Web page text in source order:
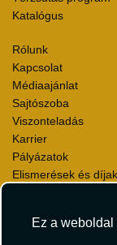
Ez a weboldal
Katalógus
Rólunk
Kapcsolat
Médiaajánlat
Sajtószoba
Viszonteladás
Karrier
Pályázatok
Elismerések és díjak
Utazási Csomag